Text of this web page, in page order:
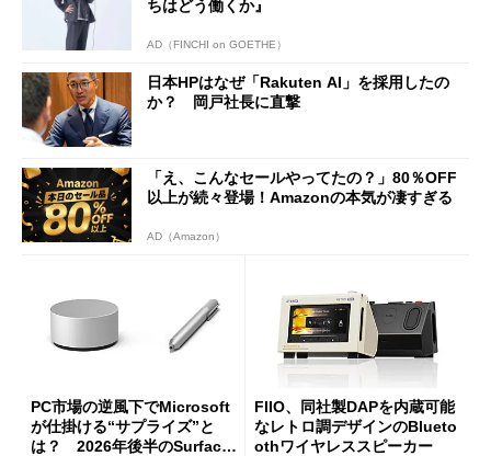
ちはどう働くか』
AD（FINCHI on GOETHE）
日本HPはなぜ「Rakuten AI」を採用したの
か？ 岡戸社長に直撃
「え、こんなセールやってたの？」80％OFF
以上が続々登場！Amazonの本気が凄すぎる
AD（Amazon）
PC市場の逆風下でMicrosoft
が仕掛ける“サプライズ”と
は？ 2026年後半のSurface
FIIO、同社製DAPを内蔵可能
なレトロ調デザインのBlueto
othワイヤレススピーカー